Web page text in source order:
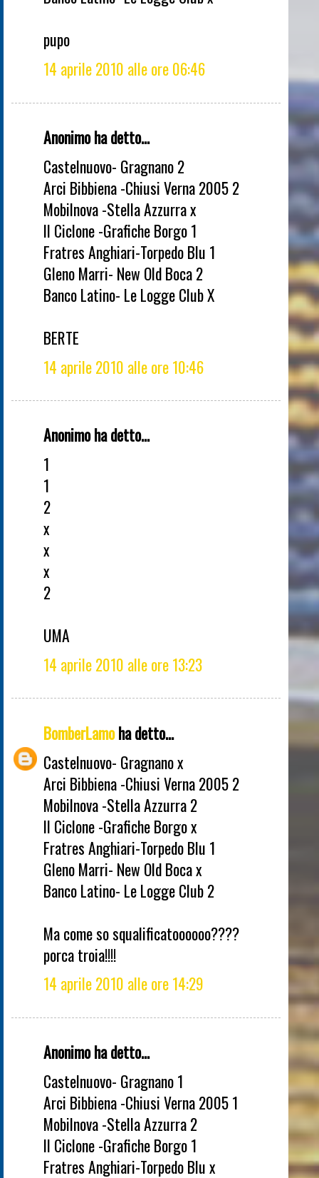
pupo
14 aprile 2010 alle ore 06:46
Anonimo ha detto...
Castelnuovo- Gragnano 2
Arci Bibbiena -Chiusi Verna 2005 2
Mobilnova -Stella Azzurra x
Il Ciclone -Grafiche Borgo 1
Fratres Anghiari-Torpedo Blu 1
Gleno Marri- New Old Boca 2
Banco Latino- Le Logge Club X
BERTE
14 aprile 2010 alle ore 10:46
Anonimo ha detto...
1
1
2
x
x
x
2
UMA
14 aprile 2010 alle ore 13:23
BomberLamoha detto...
Castelnuovo- Gragnano x
Arci Bibbiena -Chiusi Verna 2005 2
Mobilnova -Stella Azzurra 2
Il Ciclone -Grafiche Borgo x
Fratres Anghiari-Torpedo Blu 1
Gleno Marri- New Old Boca x
Banco Latino- Le Logge Club 2
Ma come so squalificatoooooo????
porca troia!!!!
14 aprile 2010 alle ore 14:29
Anonimo ha detto...
Castelnuovo- Gragnano 1
Arci Bibbiena -Chiusi Verna 2005 1
Mobilnova -Stella Azzurra 2
Il Ciclone -Grafiche Borgo 1
Fratres Anghiari-Torpedo Blu x